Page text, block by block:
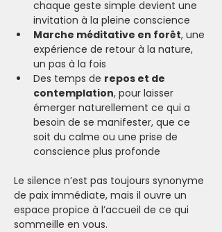
chaque geste simple devient une
invitation à la pleine conscience
Marche méditative en forêt, une
expérience de retour à la nature,
un pas à la fois
Des temps de repos et de
contemplation, pour laisser
émerger naturellement ce qui a
besoin de se manifester, que ce
soit du calme ou une prise de
conscience plus profonde
Le silence n’est pas toujours synonyme
de paix immédiate, mais il ouvre un
espace propice à l’accueil de ce qui
sommeille en vous.